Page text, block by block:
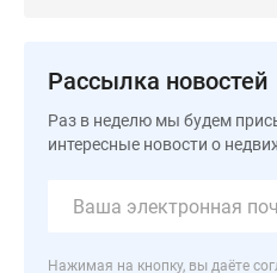
Рассылка новостей
Раз в неделю мы будем
интересные новости о
Нажимая на кнопку, вы даёте